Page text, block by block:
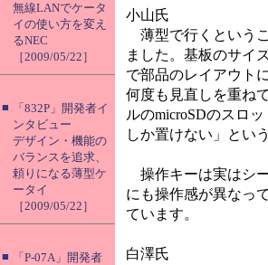
無線LANでケータ
イの使い方を変え
るNEC
［2009/05/22］
■
「832P」開発者イ
ンタビュー
デザイン・機能の
バランスを追求、
頼りになる薄型ケ
ータイ
［2009/05/22］
■
「P-07A」開発者
小山氏
薄型で行くという
ました。基板のサイ
で部品のレイアウト
何度も見直しを重ね
ルのmicroSDのスロ
しか置けない」とい
操作キーは実はシ
にも操作感が異なっ
ています。
白澤氏